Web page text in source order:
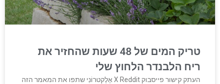
טריק המים של 48 שעות שהחזיר את
ריח הלבנדר הלחוץ שלי
העתק קישור פייסבוק X Reddit אֶלֶקטרוֹנִי שתפו את המאמר הזה